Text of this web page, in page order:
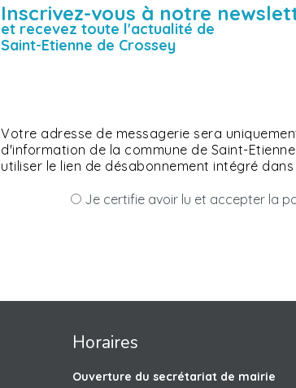
Inscrivez-vous à notre
et recevez toute l'actualité de
Saint-Etienne de Crossey
Votre adresse de messagerie sera
d'information de la commune de Saint-
utiliser le lien de désabonnement intégré dans
Je certifie avoir lu et accepter la
Horaires
Ouverture du secrétariat de mairie